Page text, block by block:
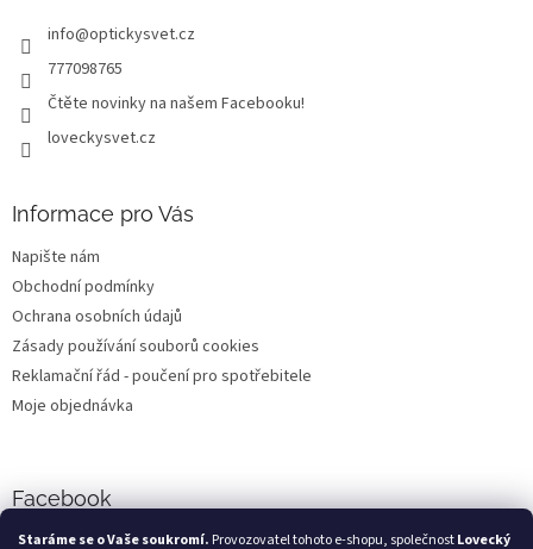
Staráme se o Vaše soukromí. Provozovatel tohoto e-shopu, společnostLovecký
info@optickysvet.cz
777098765
Čtěte novinky na našem Facebooku!
loveckysvet.cz
Informace pro Vás
Napište nám
Obchodní podmínky
Ochrana osobních údajů
Zásady používání souborů cookies
Reklamační řád - poučení pro spotřebitele
Moje objednávka
Facebook